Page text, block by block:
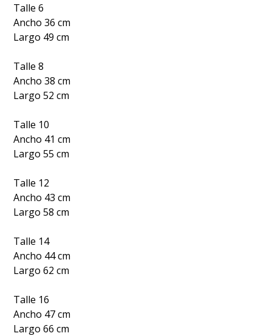
Talle 6
Ancho 36 cm
Largo 49 cm
Talle 8
Ancho 38 cm
Largo 52 cm
Talle 10
Ancho 41 cm
Largo 55 cm
Talle 12
Ancho 43 cm
Largo 58 cm
Talle 14
Ancho 44 cm
Largo 62 cm
Talle 16
Ancho 47 cm
Largo 66 cm